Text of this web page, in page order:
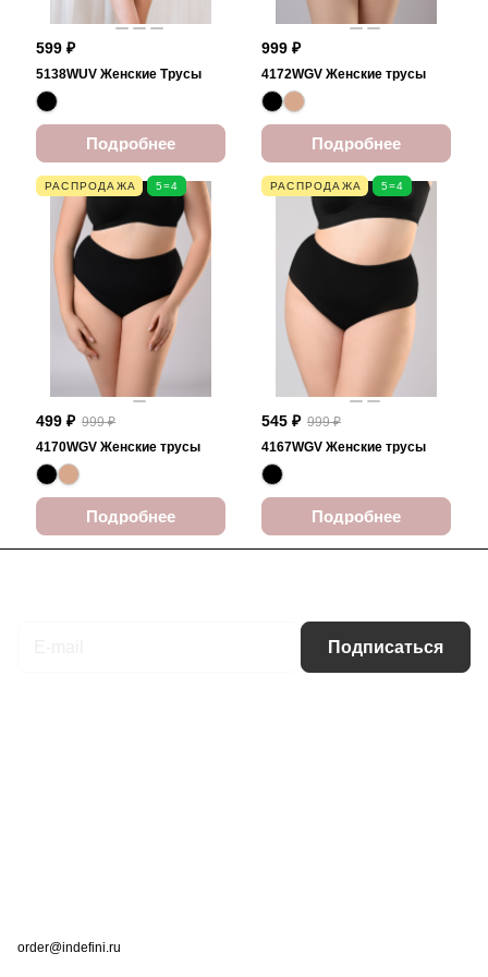
599 ₽
5138WUV Женские Трусы
Подробнее
999 ₽
4172WGV Женские трусы
Подробнее
РАСПРОДАЖА 5=4
499 ₽ 999 ₽
4170WGV Женские трусы
Подробнее
РАСПРОДАЖА 5=4
545 ₽ 999 ₽
4167WGV Женские трусы
Подробнее
Подписаться
order@indefini.ru